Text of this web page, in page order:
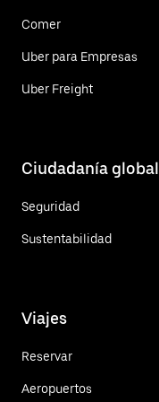
Comer
Uber para Empresas
Uber Freight
Ciudadanía global
Seguridad
Sustentabilidad
Viajes
Reservar
Aeropuertos